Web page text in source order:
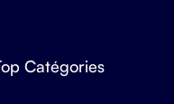
Catégories